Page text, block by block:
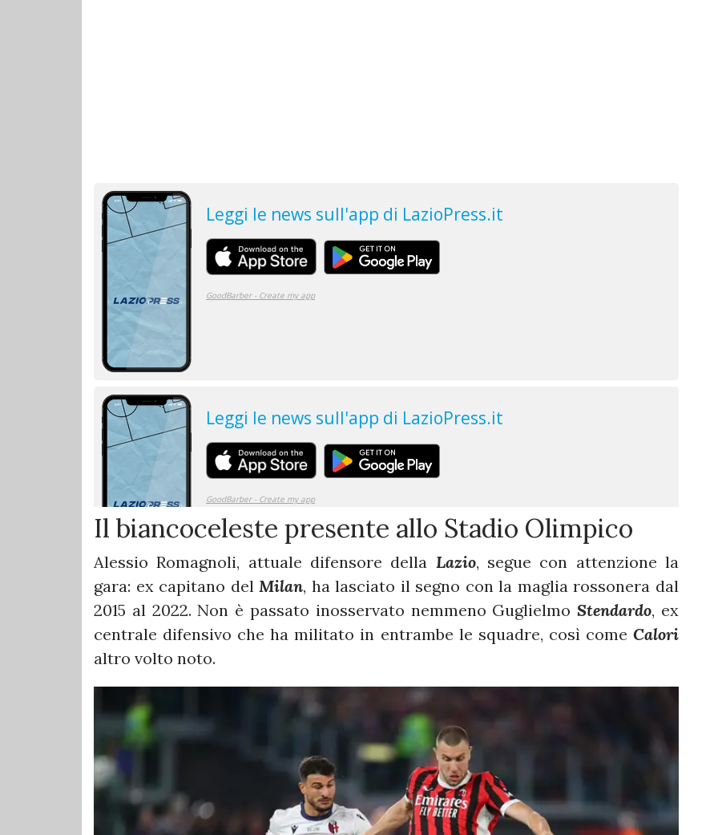
Il biancoceleste presente allo Stadio Olimpico
Alessio Romagnoli, attuale difensore della Lazio, segue con attenzione la
gara: ex capitano del Milan, ha lasciato il segno con la maglia rossonera dal
2015 al 2022. Non è passato inosservato nemmeno Guglielmo Stendardo, ex
centrale difensivo che ha militato in entrambe le squadre, così come Calori
altro volto noto.